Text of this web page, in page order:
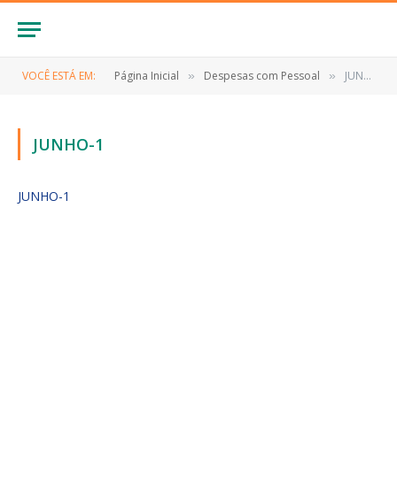
VOCÊ ESTÁ EM: Página Inicial » Despesas com Pessoal » JUNHO-1
JUNHO-1
JUNHO-1